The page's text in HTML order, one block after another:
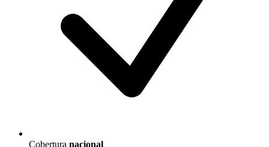
Cobertura nacional